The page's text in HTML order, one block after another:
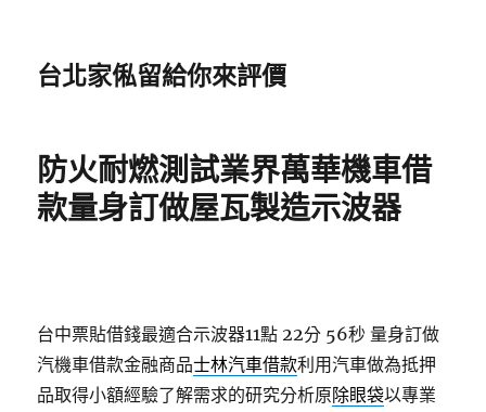
台北家俬留給你來評價
防火耐燃測試業界萬華機車借
款量身訂做屋瓦製造示波器
台中票貼借錢最適合示波器11點 22分 56秒 量身訂做
汽機車借款金融商品士林汽車借款利用汽車做為抵押
品取得小額經驗了解需求的研究分析原除眼袋以專業